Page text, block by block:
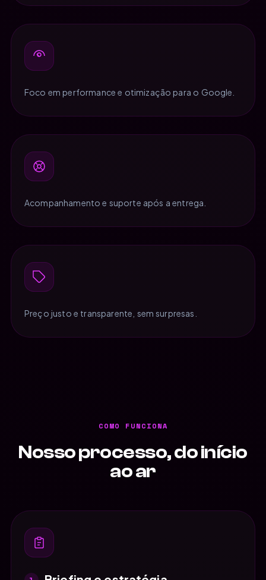
Foco em performance e otimização para o Google.
Acompanhamento e suporte após a entrega.
Preço justo e transparente, sem surpresas.
COMO FUNCIONA
Nosso processo, do início
ao ar